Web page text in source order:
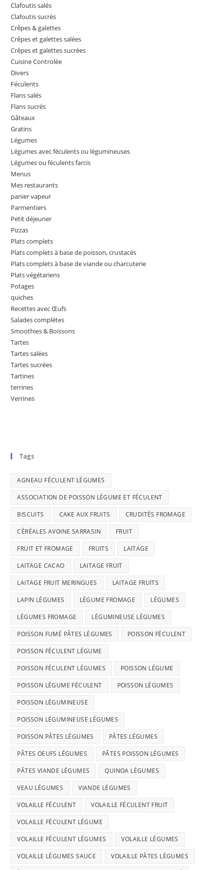
Clafoutis salés
Clafoutis sucrés
Crêpes & galettes
Crêpes et galettes salées
Crêpes et galettes sucrées
Cuisine Controlée
Divers
Féculents
Flans salés
Flans sucrés
Gâteaux
Gratins
Légumes
Légumes avec féculents ou légumineuses
Légumes ou féculents farcis
Menus
Mes restaurants
panier vapeur
Parmentiers
Petit déjeuner
Pizzas
Plats complets
Plats complets à base de poisson, crustacés
Plats complets à base de viande ou charcuterie
Plats végétariens
Potages
quiches
Recettes avec Œufs
Salades complétes
Smoothies & Boissons
Tartes
Tartes salées
Tartes sucrées
Tartines
terrines
Verrines
Tags
AGNEAU FÉCULENT LÉGUMES
ASSOCIATION DE POISSON LÉGUME ET FÉCULENT
BISCUITS CAKE AUX FRUITS CRUDITÉS FROMAGE
CÉRÉALES AVOINE SARRASIN FRUIT
FRUIT ET FROMAGE FRUITS LAITAGE
LAITAGE CACAO LAITAGE FRUIT
LAITAGE FRUIT MERINGUES LAITAGE FRUITS
LAPIN LÉGUMES LÉGUME FROMAGE LÉGUMES
LÉGUMES FROMAGE LÉGUMINEUSE LÉGUMES
POISSON FUMÉ PÂTES LÉGUMES POISSON FÉCULENT
POISSON FÉCULENT LÉGUME
POISSON FÉCULENT LÉGUMES POISSON LÉGUME
POISSON LÉGUME FÉCULENT POISSON LÉGUMES
POISSON LÉGUMINEUSE
POISSON LÉGUMINEUSE LÉGUMES
POISSON PÂTES LÉGUMES PÂTES LÉGUMES
PÂTES OEUFS LÉGUMES PÂTES POISSON LÉGUMES
PÂTES VIANDE LÉGUMES QUINOA LÉGUMES
VEAU LÉGUMES VIANDE LÉGUMES
VOLAILLE FÉCULENT VOLAILLE FÉCULENT FRUIT
VOLAILLE FÉCULENT LÉGUME
VOLAILLE FÉCULENT LÉGUMES VOLAILLE LÉGUMES
VOLAILLE LÉGUMES SAUCE VOLAILLE PÂTES LÉGUMES